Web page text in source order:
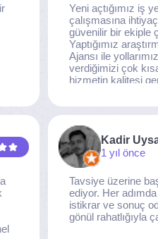
Yeni açtığımız iş
çalışmasına
güvenilir bir ekiple
Yaptığımız
Ajansı ile
verdiğimizi çok
hizmetin kalitesi
Kaliteden asla
İzmir Dijital
ederiz.
Kadir
1 yıl önce
Tavsiye üzerine
ediyor. Her
istikrar ve sonuç
gönül rahatlığıyla